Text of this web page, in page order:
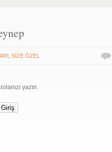
,SİZE ÖZEL
yazın.